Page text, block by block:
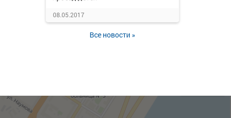
08.05.2017
Все новости »